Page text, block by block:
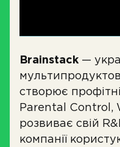
Brainstack —
створює
Parental Control,
розвиває свій
компанії